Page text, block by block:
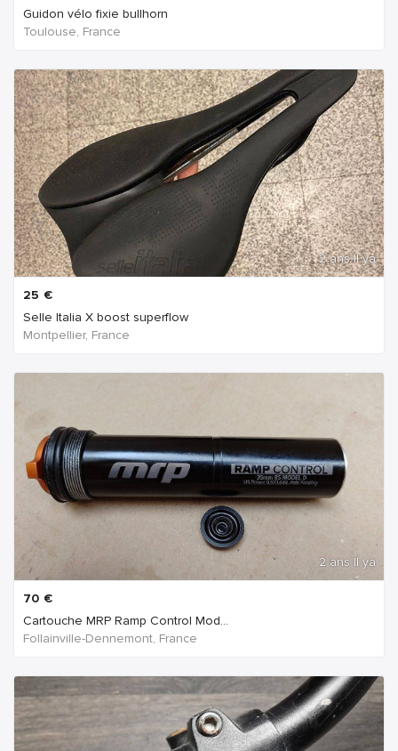
Guidon vélo fixie bullhorn
Toulouse, France
2 ans Il ya
25 €
Selle Italia X boost superflow
Montpellier, France
2 ans Il ya
70 €
Cartouche MRP Ramp Control Mod...
Follainville-Dennemont, France